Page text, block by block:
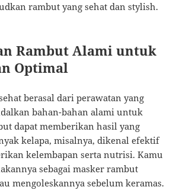
rambut yang sehat dan stylish.
Rambut Alami untuk
Optimal
berasal dari perawatan yang
bahan-bahan alami untuk
dapat memberikan hasil yang
kelapa, misalnya, dikenal efektif
kelembapan serta nutrisi. Kamu
sebagai masker rambut
mengoleskannya sebelum keramas.